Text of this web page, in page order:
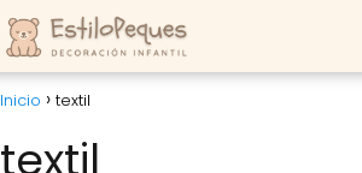
Inicio textil
textil